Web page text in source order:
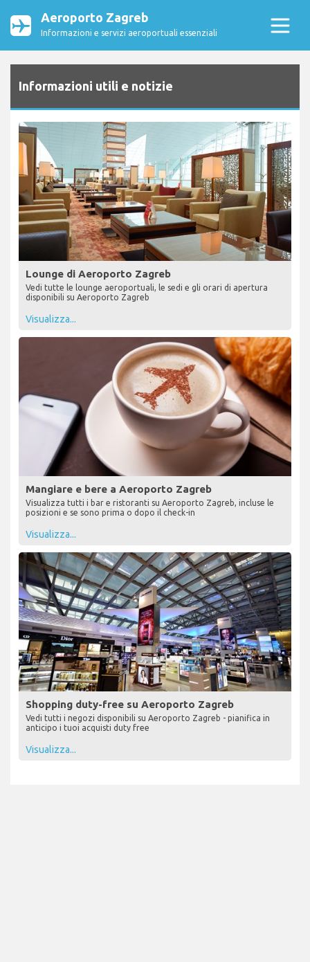
Aeroporto Zagreb
Informazioni e servizi aeroportuali essenziali
Informazioni utili e notizie
Lounge di Aeroporto Zagreb
Vedi tutte le lounge aeroportuali, le sedi e gli orari di apertura
disponibili su Aeroporto Zagreb
Visualizza...
Mangiare e bere a Aeroporto Zagreb
Visualizza tutti i bar e ristoranti su Aeroporto Zagreb, incluse le
posizioni e se sono prima o dopo il check-in
Visualizza...
Shopping duty-free su Aeroporto Zagreb
Vedi tutti i negozi disponibili su Aeroporto Zagreb - pianifica in
anticipo i tuoi acquisti duty free
Visualizza...